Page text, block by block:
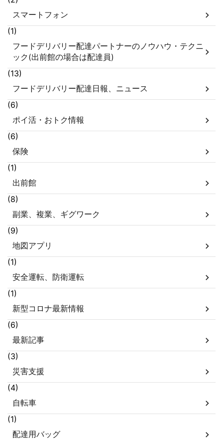
スマートフォン
(1)
フードデリバリー配達パートナーのノウハウ・テクニ
ック(出前館の場合は配達員)
(13)
フードデリバリー配達日報、ニュース
(6)
ポイ活・おトク情報
(6)
保険
(1)
出前館
(8)
副業、複業、ギグワーク
(9)
地図アプリ
(1)
安全運転、防衛運転
(1)
新型コロナ最新情報
(6)
最新記事
(3)
災害支援
(4)
自転車
(1)
配達用バッグ